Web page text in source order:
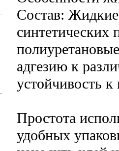
Состав: Жидкие
синтетических
адгезию к
устойчивость
Простота
удобных